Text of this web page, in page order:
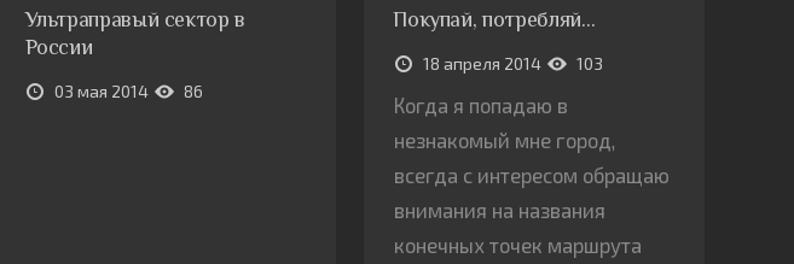
Ультраправый сектор в
России
03 мая 2014 86
Покупай, потребляй…
18 апреля 2014 103
Когда я попадаю в
незнакомый мне город,
всегда с интересом обращаю
внимания на названия
конечных точек маршрута